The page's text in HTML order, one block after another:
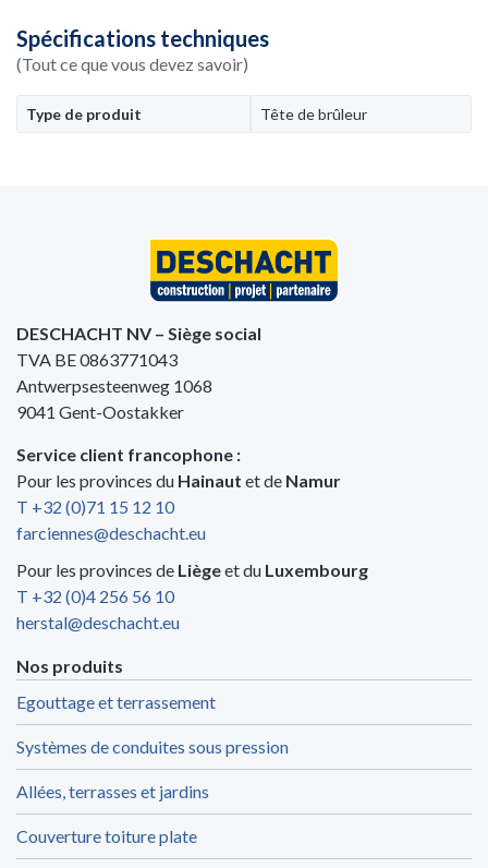
Spécifications techniques
(Tout ce que vous devez savoir)
Type de produit Tête de brûleur
DESCHACHT NV – Siège social
TVA BE 0863771043
Antwerpsesteenweg 1068
9041 Gent-Oostakker
Service client francophone :
Pour les provinces du Hainaut et de Namur
T +32 (0)71 15 12 10
farciennes@deschacht.eu
Pour les provinces de Liègeet du Luxembourg
T +32 (0)4 256 56 10
herstal@deschacht.eu
Nos produits
Egouttage et terrassement
Systèmes de conduites sous pression
Allées, terrasses et jardins
Couverture toiture plate